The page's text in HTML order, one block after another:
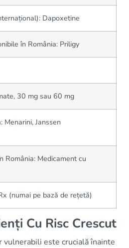
Dapoxetine
în România: Priligy
30 mg sau 60 mg
Menarini, Janssen
România: Medicament cu
(numai pe bază de rețetă)
Cu Risc Crescut
vulnerabili este crucială înainte